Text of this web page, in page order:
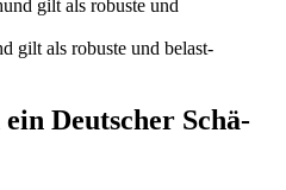
gilt als robus­te und belast­
Deut­scher Schä­